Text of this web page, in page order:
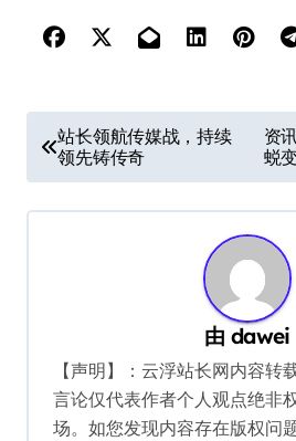
章
导
站长领航传媒战，持续
领先铸传奇
资
蜕
由dawei
【声明】：云浮站长网内容转
言论仅代表作者个人观点绝非
场。如您发现内容存在版权问